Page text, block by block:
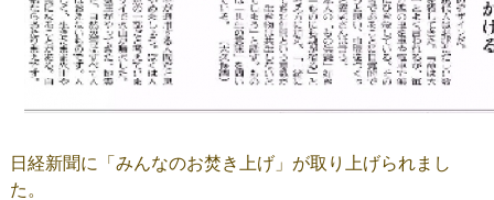
日経新聞に「みんなのお焚き上げ」が取り上げられまし
た。